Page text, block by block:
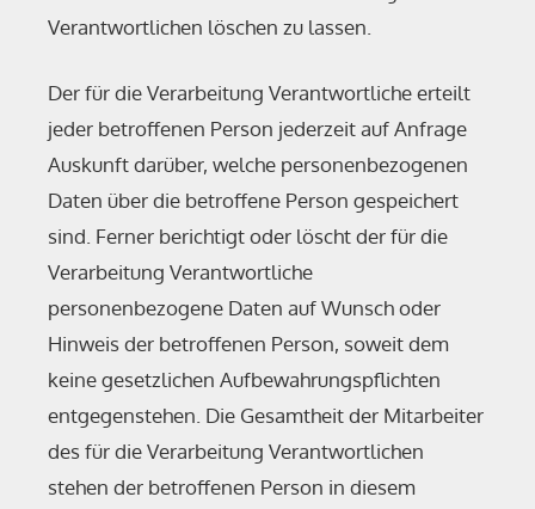
Verantwortlichen löschen zu lassen.
Der für die Verarbeitung Verantwortliche erteilt
jeder betroffenen Person jederzeit auf Anfrage
Auskunft darüber, welche personenbezogenen
Daten über die betroffene Person gespeichert
sind. Ferner berichtigt oder löscht der für die
Verarbeitung Verantwortliche
personenbezogene Daten auf Wunsch oder
Hinweis der betroffenen Person, soweit dem
keine gesetzlichen Aufbewahrungspflichten
entgegenstehen. Die Gesamtheit der Mitarbeiter
des für die Verarbeitung Verantwortlichen
stehen der betroffenen Person in diesem